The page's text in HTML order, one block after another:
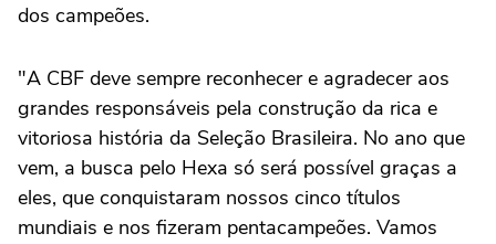
dos campeões.
"A CBF deve sempre reconhecer e agradecer aos
grandes responsáveis pela construção da rica e
vitoriosa história da Seleção Brasileira. No ano que
vem, a busca pelo Hexa só será possível graças a
eles, que conquistaram nossos cinco títulos
mundiais e nos fizeram pentacampeões. Vamos